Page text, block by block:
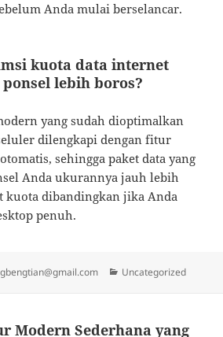
Anda mulai berselancar.
kuota data internet
lebih boros?
yang sudah dioptimalkan
dilengkapi dengan fitur
sehingga paket data yang
Anda ukurannya jauh lebih
kuota dibandingkan jika Anda
penuh.
Categories
Uncategorized
Modern Sederhana yang